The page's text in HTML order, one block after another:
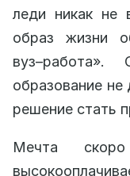
леди никак не
образ жизни
образование не
решение стать
Мечта